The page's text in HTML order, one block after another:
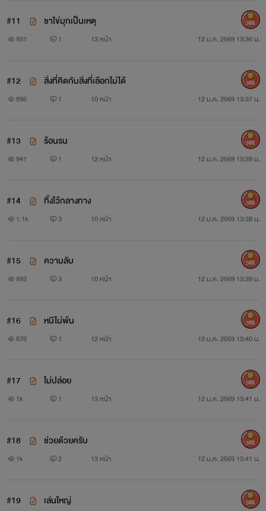
#11 ชาไข่มุกเป็นเหตุ
931 1 13 หน้า 12 ม.ค. 2569 13:36 น.
300
#12 สิ่งที่คิดกับสิ่งที่เลือกไม่ได้
895 1 10 หน้า 12 ม.ค. 2569 13:37 น.
300
#13 ร้อนรน
941 1 12 หน้า 12 ม.ค. 2569 13:38 น.
300
#14 ทิ้งไว้กลางทาง
1.1k 3 10 หน้า 12 ม.ค. 2569 13:38 น.
300
#15 ความลับ
892 3 10 หน้า 12 ม.ค. 2569 13:39 น.
300
#16 หนีไม่พ้น
876 1 12 หน้า 12 ม.ค. 2569 13:40 น.
300
#17 ไม่ปล่อย
1k 1 13 หน้า 12 ม.ค. 2569 13:41 น.
300
#18 ช่วยด้วยครับ
1k 2 13 หน้า 12 ม.ค. 2569 13:41 น.
300
#19 เล่นใหญ่ 300